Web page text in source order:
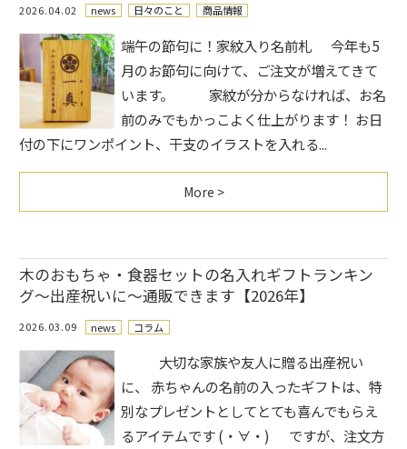
2026.04.02 news 日々のこと 商品情報
端午の節句に！家紋入り名前札 今年も5
月のお節句に向けて、ご注文が増えてきて
います。 家紋が分からなければ、お名
前のみでもかっこよく仕上がります！ お日
付の下にワンポイント、干支のイラストを入れる...
More >
木のおもちゃ・食器セットの名入れギフトランキン
グ～出産祝いに～通販できます【2026年】
2026.03.09 news コラム
大切な家族や友人に贈る出産祝い
に、 赤ちゃんの名前の入ったギフトは、特
別なプレゼントとしてとても喜んでもらえ
るアイテムです (・∀・) ですが、注文方